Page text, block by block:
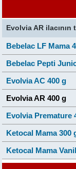
Evolvia AR
Bebelac LF Mama
Bebelac Pepti
Evolvia AC 400 g
Evolvia AR 400 g
Evolvia Premature
Ketocal Mama 300
Ketocal Mama